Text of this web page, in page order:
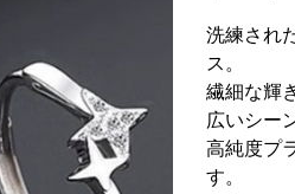
洗練され
ス。
繊細な輝
広いシー
高純度プ
す。